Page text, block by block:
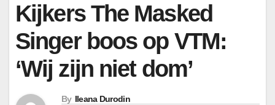
Kijkers The Masked
Singer boos op VTM:
‘Wij zijn niet dom’
By Ileana Durodin